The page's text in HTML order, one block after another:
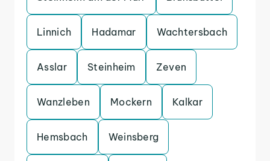
Linnich Hadamar Wachtersbach
Asslar Steinheim Zeven
Wanzleben Mockern Kalkar
Hemsbach Weinsberg